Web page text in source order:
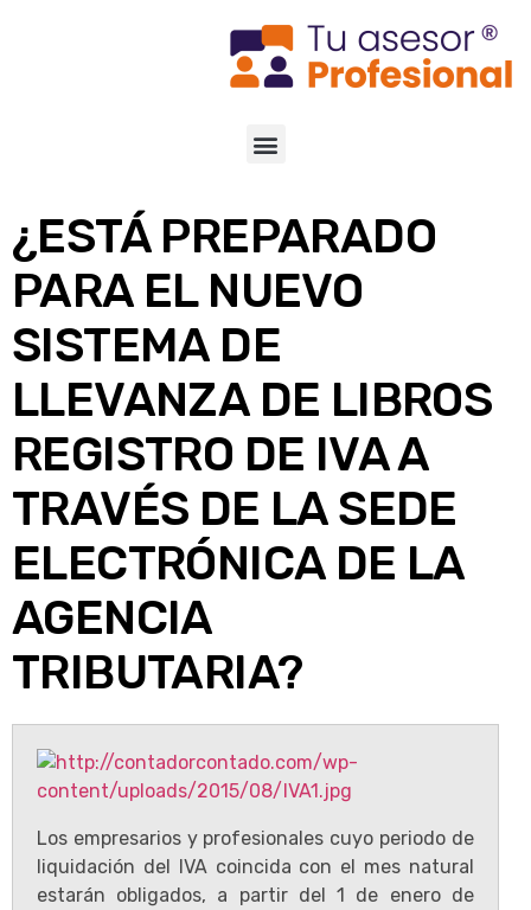
¿ESTÁ PREPARADO
PARA EL NUEVO
SISTEMA DE
LLEVANZA DE LIBROS
REGISTRO DE IVA A
TRAVÉS DE LA SEDE
ELECTRÓNICA DE LA
AGENCIA
TRIBUTARIA?
Los empresarios y profesionales cuyo periodo de
liquidación del IVA coincida con el mes natural
estarán obligados, a partir del 1 de enero de